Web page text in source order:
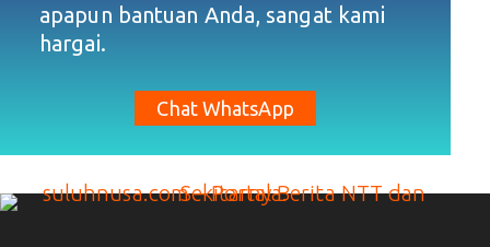
apapun bantuan Anda, sangat kami
hargai.
Chat WhatsApp